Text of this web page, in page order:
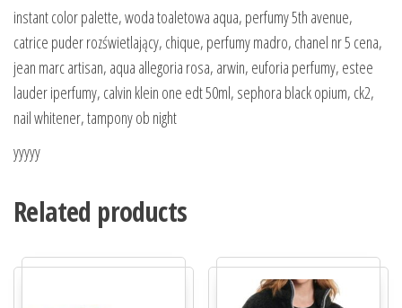
instant color palette, woda toaletowa aqua, perfumy 5th avenue,
catrice puder rozświetlający, chique, perfumy madro, chanel nr 5 cena,
jean marc artisan, aqua allegoria rosa, arwin, euforia perfumy, estee
lauder iperfumy, calvin klein one edt 50ml, sephora black opium, ck2,
nail whitener, tampony ob night
yyyyy
Related products